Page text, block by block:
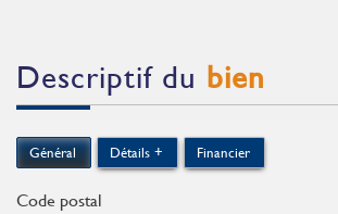
descriptif du bien
Général Détails + Financier
Code postal